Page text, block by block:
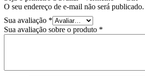
O seu endereço de e-mail não será publicado.
Sua avaliação *
Sua avaliação sobre o produto *